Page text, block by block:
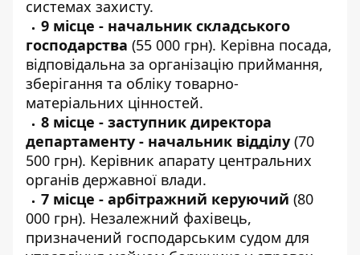
системах захисту.
9 місце - начальник складського
господарства (55 000 грн). Керівна посада,
відповідальна за організацію приймання,
зберігання та обліку товарно-
матеріальних цінностей.
8 місце - заступник директора
департаменту - начальник відділу (70
500 грн). Керівник апарату центральних
органів державної влади.
7 місце - арбітражний керуючий (80
000 грн). Незалежний фахівець,
призначений господарським судом для